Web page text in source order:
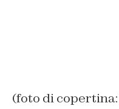
(foto di